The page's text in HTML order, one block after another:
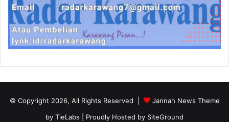
© Copyright 2026, All Rights Reserved |
Jannah News Theme
by TieLabs | Proudly Hosted by SiteGround